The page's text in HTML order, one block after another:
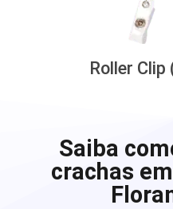
Roller
Saiba
crachas